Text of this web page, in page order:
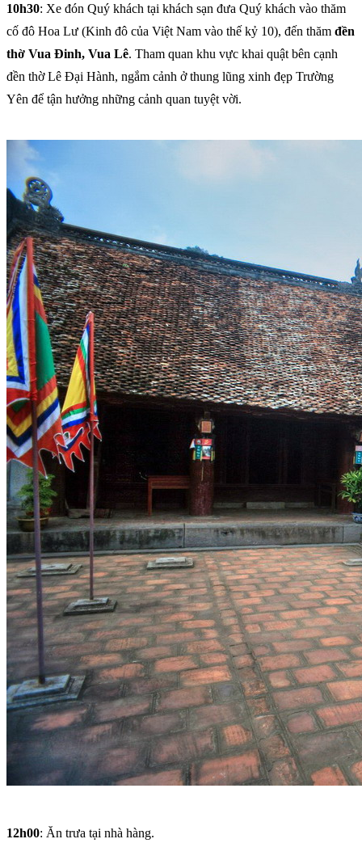
10h30: Xe đón Quý khách tại khách sạn đưa Quý khách vào thăm
cố đô Hoa Lư (Kinh đô của Việt Nam vào thế kỷ 10), đến thăm đền
thờ Vua Đinh, Vua Lê. Tham quan khu vực khai quật bên cạnh
đền thờ Lê Đại Hành, ngắm cảnh ở thung lũng xinh đẹp Trường
Yên để tận hưởng những cảnh quan tuyệt vời.
12h00: Ăn trưa tại nhà hàng.